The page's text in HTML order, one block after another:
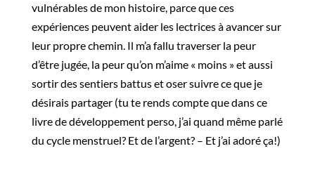
vulnérables de mon histoire, parce que ces
expériences peuvent aider les lectrices à avancer sur
leur propre chemin. Il m’a fallu traverser la peur
d’être jugée, la peur qu’on m’aime « moins » et aussi
sortir des sentiers battus et oser suivre ce que je
désirais partager (tu te rends compte que dans ce
livre de développement perso, j’ai quand même parlé
du cycle menstruel? Et de l’argent? – Et j’ai adoré ça!)